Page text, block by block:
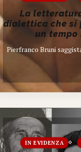
La
dialettica che si
un tempo
Pierfranco Bruni
IN EVIDENZA